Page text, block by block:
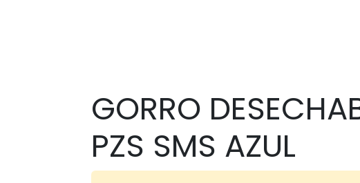
GORRO
PZS SMS AZUL